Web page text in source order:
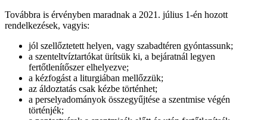
Továbbra is érvényben maradnak a 2021. július 1-én hozott
rendelkezések, vagyis:
jól szellőztetett helyen, vagy szabadtéren gyóntassunk;
a szenteltvíztartókat ürítsük ki, a bejáratnál legyen
fertőtlenítőszer elhelyezve;
a kézfogást a liturgiában mellőzzük;
az áldoztatás csak kézbe történhet;
a perselyadományok összegyűjtése a szentmise végén
történjék;